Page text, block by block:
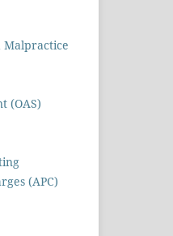
Malpractice
(OAS)
(APC)